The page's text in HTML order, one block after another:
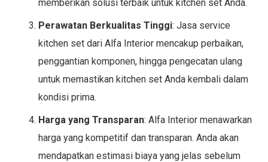
memberikan solusi terbaik untuk kitchen set Anda.
Perawatan Berkualitas Tinggi: Jasa service
kitchen set dari Alfa Interior mencakup perbaikan,
penggantian komponen, hingga pengecatan ulang
untuk memastikan kitchen set Anda kembali dalam
kondisi prima.
Harga yang Transparan: Alfa Interior menawarkan
harga yang kompetitif dan transparan. Anda akan
mendapatkan estimasi biaya yang jelas sebelum